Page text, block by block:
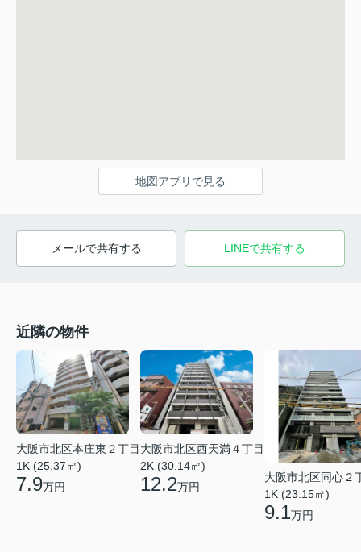
地図アプリで見る
メールで共有する LINEで共有する
近隣の物件
大阪市北区本庄東２丁目
1K (25.37㎡)
7.9万円
大阪市北区西天満４丁目
2K (30.14㎡)
12.2万円
大阪市北区同心２
1K (23.15㎡)
9.1万円